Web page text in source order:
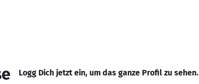
Logg Dich jetzt ein, um das ganze Profil zu sehen.